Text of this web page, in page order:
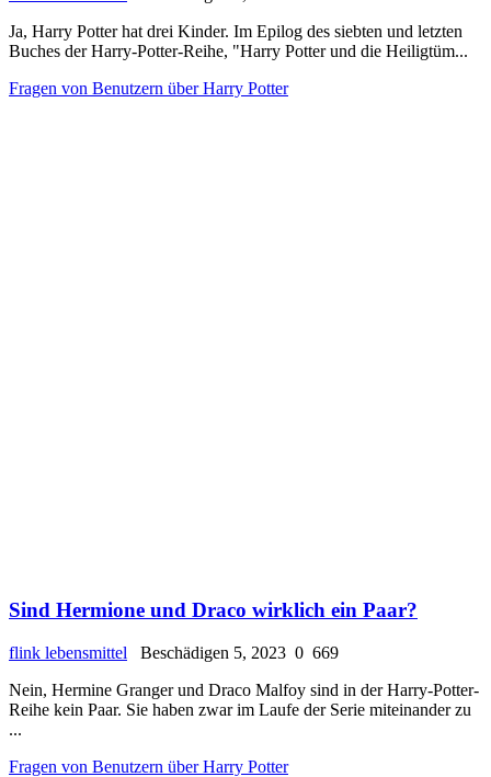
Ja, Harry Potter hat drei Kinder. Im Epilog des siebten und letzten
Buches der Harry-Potter-Reihe, "Harry Potter und die Heiligtüm...
Fragen von Benutzern über Harry Potter
Sind Hermione und Draco wirklich ein Paar?
flink lebensmittel Beschädigen 5, 2023 0 669
Nein, Hermine Granger und Draco Malfoy sind in der Harry-Potter-
Reihe kein Paar. Sie haben zwar im Laufe der Serie miteinander zu
...
Fragen von Benutzern über Harry Potter